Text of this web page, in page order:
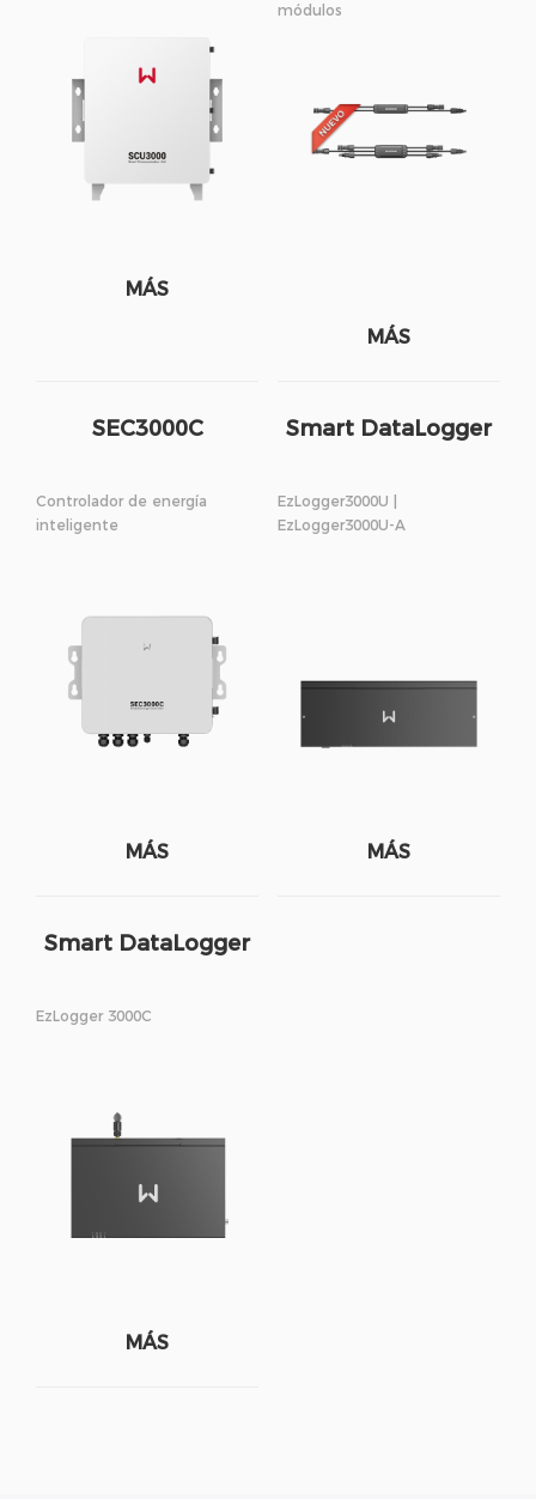
MÁS
módulos
MÁS
SEC3000C
Controlador de energía
inteligente
MÁS
Smart DataLogger
EzLogger3000U |
EzLogger3000U-A
MÁS
Smart DataLogger
EzLogger 3000C
MÁS